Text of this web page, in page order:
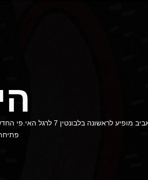
הילל הכוכב העולה מתל אביב מופיע לראשונה
פתיחת